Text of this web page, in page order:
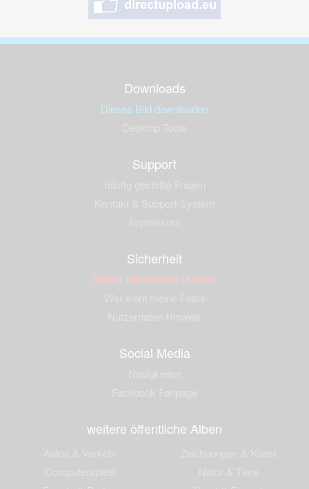
Downloads
Dieses Bild downloaden
Support
Sicherheit
Dieses Bild melden (Abuse)
Social Media
weitere öffentliche Alben